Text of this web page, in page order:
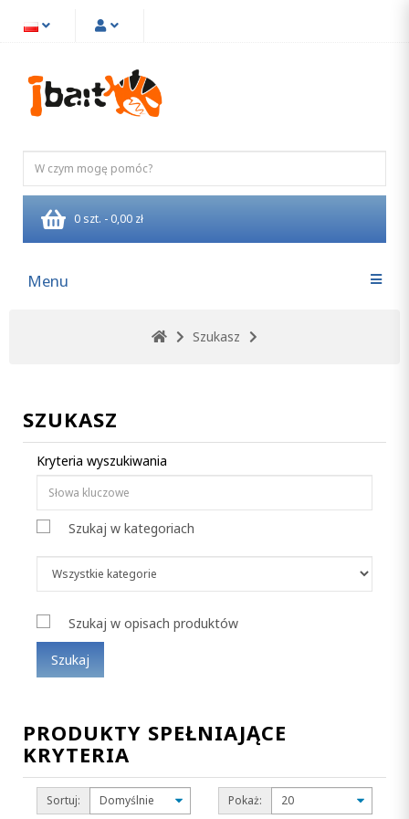
0 szt. - 0,00 zł
Menu
Szukasz
SZUKASZ
Kryteria wyszukiwania
Szukaj w kategoriach
Szukaj w opisach produktów
PRODUKTY SPEŁNIAJĄCE
KRYTERIA
Sortuj: Pokaż: